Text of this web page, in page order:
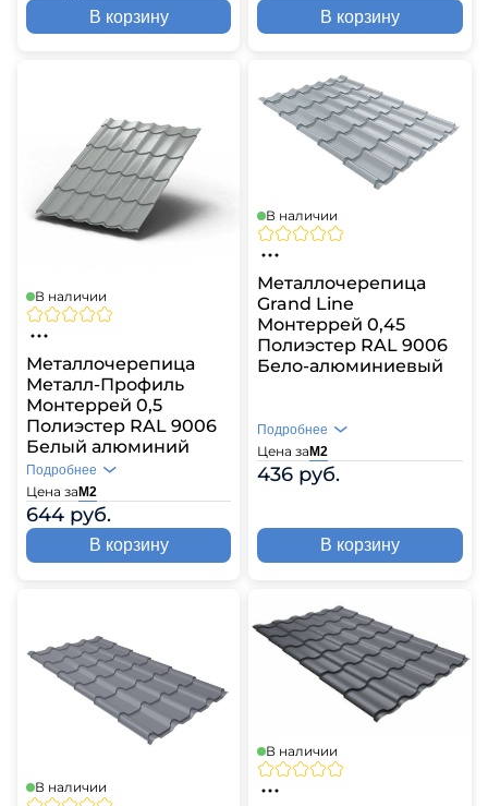
В корзину В корзину
В наличии
Металлочерепица
Металл-Профиль
Монтеррей 0,5
Полиэстер RAL 9006
Белый алюминий
Цена заМ2
644 руб.
Подробнее
В корзину
В наличии
Металлочерепица
Grand Line
Монтеррей 0,45
Полиэстер RAL 9006
Бело-алюминиевый
Цена заМ2
436 руб.
Подробнее
В корзину
В наличии
В наличии